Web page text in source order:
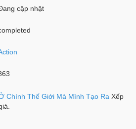
cập nhật
Chính Thế Giới Mà Mình Tạo Ra Xếp